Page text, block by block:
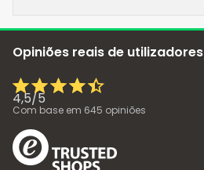
Opiniões reais de utilizadores
4,5/5
Com base em 645 opiniões